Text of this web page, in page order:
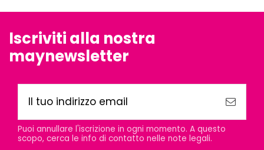
Iscriviti alla nostra
maynewsletter
Puoi annullare l'iscrizione in ogni momento. A questo
scopo, cerca le info di contatto nelle note legali.